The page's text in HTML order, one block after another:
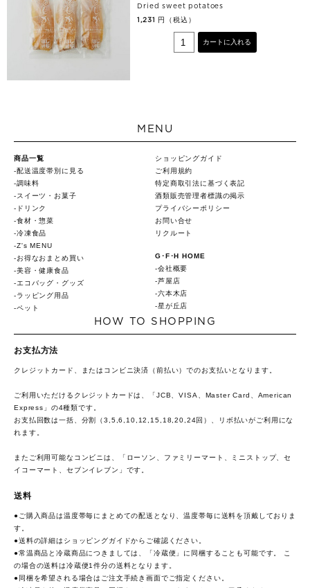
Dried sweet potatoes
1,231 円（税込）
カートに入れる
MENU
商品一覧
配送温度帯別に見る
調味料
スイーツ・お菓子
ドリンク
食材・惣菜
冷凍食品
Z's MENU
お得なおまとめ買い
美容・健康食品
エコバッグ・グッズ
ラッピング用品
ペット
ショッピングガイド
ご利用規約
特定商取引法に基づく表記
酒類販売管理者標識の掲示
プライバシーポリシー
お問い合せ
リクルート
G･F･H HOME
会社概要
芦屋店
六本木店
星が丘店
HOW TO SHOPPING
お支払方法
クレジットカード、またはコンビニ決済（前払い）でのお支払いとなります。
ご利用いただけるクレジットカードは、「JCB、VISA、Master Card、American
Express」の4種類です。
お支払回数は一括、分割（3,5,6,10,12,15,18,20,24回）、リボ払いがご利用にな
れます。
またご利用可能なコンビニは、「ローソン、ファミリーマート、ミニストップ、セ
イコーマート、セブンイレブン」です。
送料
●ご購入商品は温度帯毎にまとめての配送となり、温度帯毎に送料を頂戴しておりま
す。
●送料の詳細は ショッピングガイドからご確認ください。
●常温商品と冷蔵商品につきましては、「冷蔵便」に同梱することも可能です。 こ
の場合の送料は冷蔵便1件分の送料となります。
●同梱を希望される場合はご注文手続き画面でご指定ください。